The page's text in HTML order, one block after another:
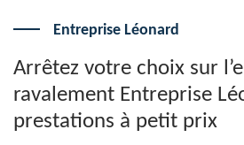
Entreprise Léonard
Arrêtez votre choix sur
ravalement Entreprise
prestations à petit prix